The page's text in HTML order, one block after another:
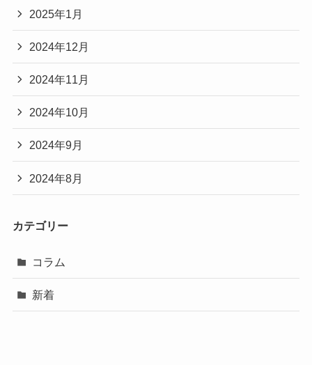
2025年1月
2024年12月
2024年11月
2024年10月
2024年9月
2024年8月
カテゴリー
コラム
新着